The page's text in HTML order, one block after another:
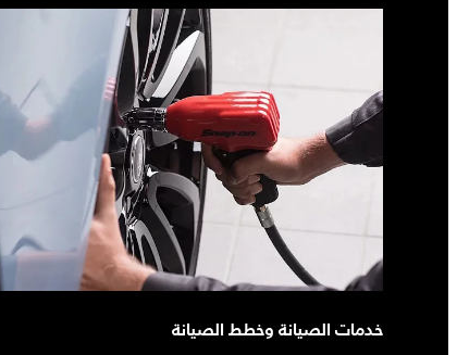
خدمات الصيانة وخطط الصيانة